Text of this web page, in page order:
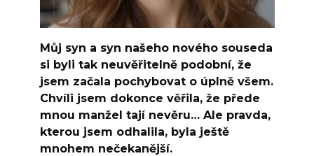
Můj syn a syn našeho nového souseda
si byli tak neuvěřitelně podobní, že
jsem začala pochybovat o úplně všem.
Chvíli jsem dokonce věřila, že přede
mnou manžel tají nevěru… Ale pravda,
kterou jsem odhalila, byla ještě
mnohem nečekanější.